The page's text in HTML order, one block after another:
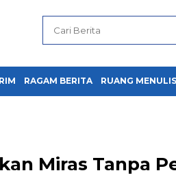
RAGAM BERITA RUANG MENULIS
Miras Tanpa